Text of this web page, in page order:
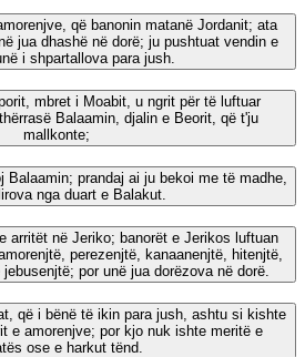
që banonin matanë Jordanit; ata
jua dhashë në dorë; ju pushtuat vendin e
i shpartallova para jush.
mbret i Moabit, u ngrit për të luftuar
Balaamin, djalin e Beorit, që t'ju
mallkonte;
Balaamin; prandaj ai ju bekoi me të madhe,
nga duart e Balakut.
arritët në Jeriko; banorët e Jerikos luftuan
perezenjtë, kanaanenjtë, hitenjtë,
por unë jua dorëzova në dorë.
që i bënë të ikin para jush, ashtu si kishte
e amorenjve; por kjo nuk ishte meritë e
ose e harkut tënd.